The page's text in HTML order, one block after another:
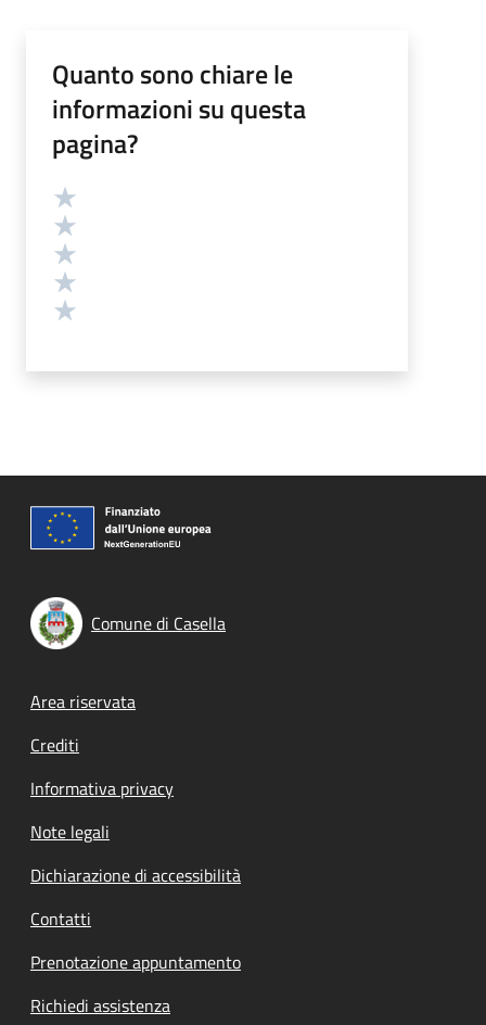
Quanto sono chiare le
informazioni su questa
pagina?
Valutazione
Comune di Casella
Footer menu
Area riservata
Crediti
Informativa privacy
Note legali
Dichiarazione di accessibilità
Contatti
Prenotazione appuntamento
Richiedi assistenza